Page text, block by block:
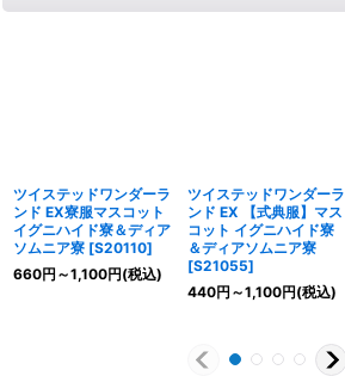
ツイステッドワンダーラ
ンド EX寮服マスコット
イグニハイド寮＆ディア
ソムニア寮 [S20110]
660円 ～1,100円(税込)
ツイステッドワンダーラ
ンド EX 【式典服】マス
コット イグニハイド寮
＆ディアソムニア寮
[S21055]
440円 ～1,100円(税込)